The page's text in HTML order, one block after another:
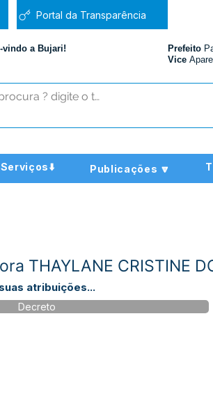
Portal da Transparência
vindo a Bujari! Prefeito
Vice
Serviços⬇️ Publicações 🔽
THAYLANE CRISTINE
suas atribuições...
Decreto